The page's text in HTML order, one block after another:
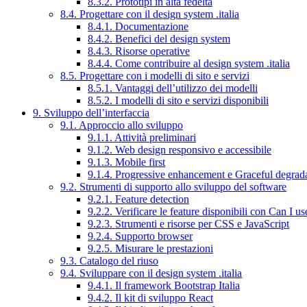
8.4. Progettare con il design system .italia
8.4.1. Documentazione
8.4.2. Benefici del design system
8.4.3. Risorse operative
8.4.4. Come contribuire al design system .italia
8.5. Progettare con i modelli di sito e servizi
8.5.1. Vantaggi dell’utilizzo dei modelli
8.5.2. I modelli di sito e servizi disponibili
9. Sviluppo dell’interfaccia
9.1. Approccio allo sviluppo
9.1.1. Attività preliminari
9.1.2. Web design responsivo e accessibile
9.1.3. Mobile first
9.1.4. Progressive enhancement e Graceful
9.2. Strumenti di supporto allo sviluppo del software
9.2.1. Feature detection
9.2.2. Verificare le feature disponibili con Can I
9.2.3. Strumenti e risorse per CSS e JavaScript
9.2.4. Supporto browser
9.2.5. Misurare le prestazioni
9.3. Catalogo del riuso
9.4. Sviluppare con il design system .italia
9.4.1. Il framework Bootstrap Italia
9.4.2. Il kit di sviluppo React